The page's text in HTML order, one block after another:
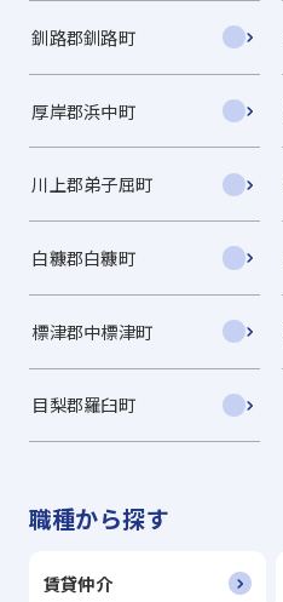
釧路郡釧路町
厚岸郡浜中町
川上郡弟子屈町
白糠郡白糠町
標津郡中標津町
目梨郡羅臼町
職種から探す
賃貸仲介